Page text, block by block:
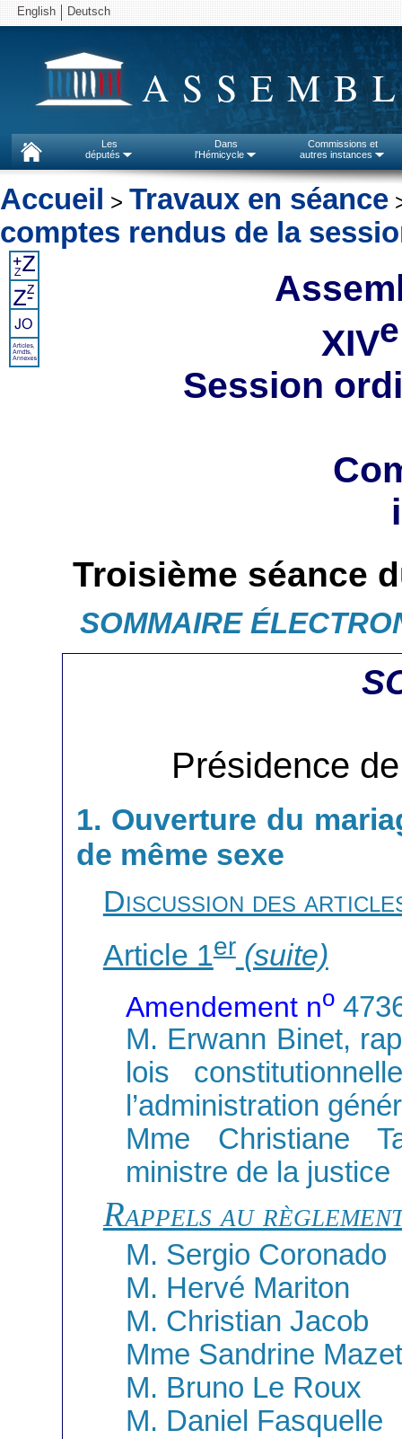
English Deutsch
Les
députés
Dans
l'Hémicycle
Commissions et
autres instances
Accueil > Travaux en séance
comptes rendus de la
XIVe
Session
Troisième séance
SOMMAIRE
Présidence
1. Ouverture du
de même sexe
Discussion des
Article 1er (suite)
Amendement no
M. Erwann Binet,
lois
l’administration
Mme Christiane
ministre de la justice
Rappels au
M. Sergio Coronado
M. Hervé Mariton
M. Christian Jacob
Mme Sandrine
M. Bruno Le Roux
M. Daniel Fasquelle